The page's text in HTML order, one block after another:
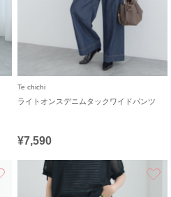
Te chichi
ライトオンスデニムタックワイドパンツ
¥7,590
お気に入り